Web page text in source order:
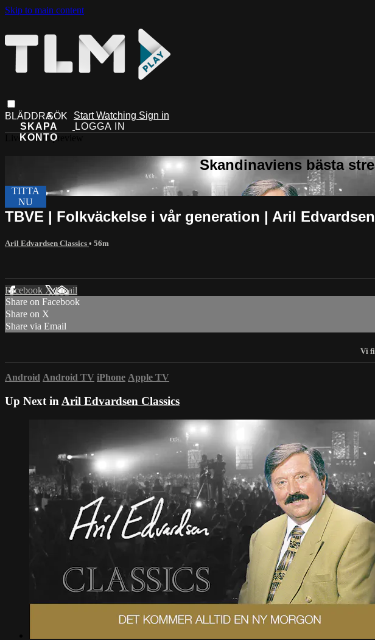
Skip to main content
Start Watching Sign in
Live stream preview
TBVE | Folkväckelse i vår generation | Aril Edvardsen
Aril Edvardsen Classics • 56m
Facebook XEmail
Share on Facebook
Share on X
Share via Email
Android Android TV iPhone Apple TV
Up Next in Aril Edvardsen Classics